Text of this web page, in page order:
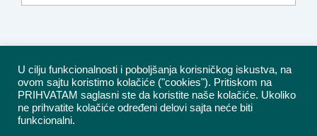
U cilju funkcionalnosti i poboljšanja korisničkog iskustva, na
ovom sajtu koristimo kolačiće ("cookies"). Pritiskom na
PRIHVATAM saglasni ste da koristite naše kolačiće. Ukoliko
ne prihvatite kolačiće određeni delovi sajta neće biti
funkcionalni.